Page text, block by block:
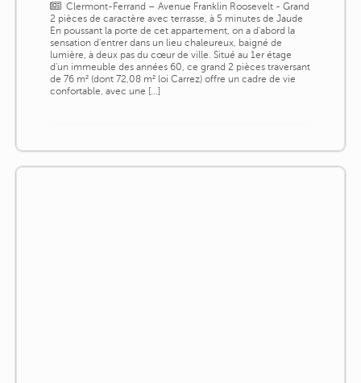
Clermont-Ferrand – Avenue Franklin Roosevelt - Grand
2 pièces de caractère avec terrasse, à 5 minutes de Jaude
En poussant la porte de cet appartement, on a d'abord la
sensation d'entrer dans un lieu chaleureux, baigné de
lumière, à deux pas du cœur de ville. Situé au 1er étage
d'un immeuble des années 60, ce grand 2 pièces traversant
de 76 m² (dont 72,08 m² loi Carrez) offre un cadre de vie
confortable, avec une [...]